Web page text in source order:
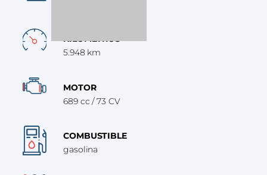
KILÓMETROS
5.948 km
MOTOR
689 cc / 73 CV
COMBUSTIBLE
gasolina